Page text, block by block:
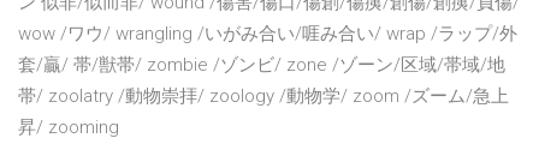
wow /ワウ/ wrangling /いがみ合い/啀み合い/ wrap /ラップ/外
套/贏/ 帯/獣帯/ zombie /ゾンビ/ zone /ゾーン/区域/帯域/地
帯/ zoolatry /動物崇拝/ zoology /動物学/ zoom /ズーム/急上
昇/ zooming